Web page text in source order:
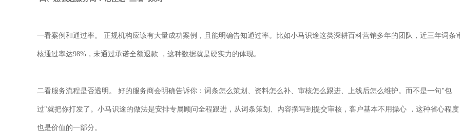
一看案例和通过率。 正规机构应该有大量成功案例，且能明确告知通过率。比如小马识途这类深耕百科营销多年的团队，近三年词条
核通过率达98% ，未通过承诺全额退款 ，这种数据就是硬实力的体现。
二看服务流程是否透明。 好的服务商会明确告诉你：词条怎么策划、资料怎么补、审核怎么跟进、上线后怎么维护。而不是一句"包
过"就把你打发了。小马识途的做法是安排专属顾问全程跟进，从词条策划、内容撰写到提交审核，客户基本不用操心 ，这种省心程度
也是价值的一部分。